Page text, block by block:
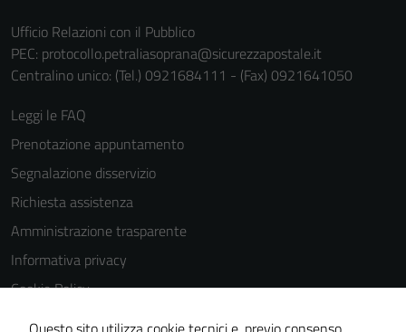
Ufficio Relazioni con il Pubblico
PEC: protocollo.petraliasoprana@sicurezzapostale.it
Centralino unico: (Tel.) 0921684111 - (Fax) 0921641050
Leggi le FAQ
Prenotazione appuntamento
Segnalazione disservizio
Richiesta assistenza
Amministrazione trasparente
Informativa privacy
Cookie Policy
Note legali